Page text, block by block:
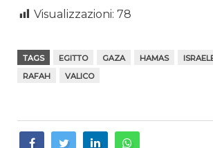
Visualizzazioni: 78
TAGS EGITTO GAZA HAMAS
RAFAH
VALICO